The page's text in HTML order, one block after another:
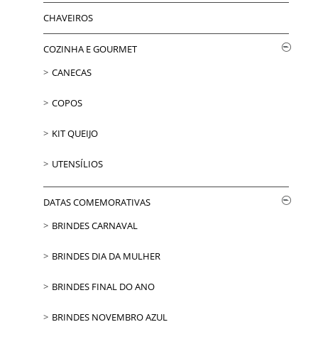
CHAVEIROS
COZINHA E GOURMET
CANECAS
COPOS
KIT QUEIJO
UTENSÍLIOS
DATAS COMEMORATIVAS
BRINDES CARNAVAL
BRINDES DIA DA MULHER
BRINDES FINAL DO ANO
BRINDES NOVEMBRO AZUL